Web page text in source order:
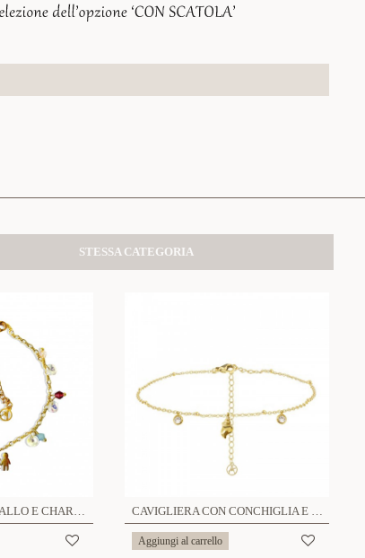
STESSA CATEGORIA
CAVIGLIERA CRISTALLO E CHARM FAMIGLIA - ZNZ223848C18 CAVIGLIERA CON CONCHIGLIA E ZIRCONE - YC2548B346
Aggiungi al carrello